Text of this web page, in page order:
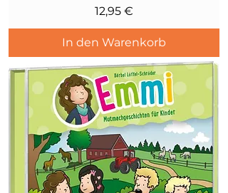
Preis
12,95 €
In den Warenkorb